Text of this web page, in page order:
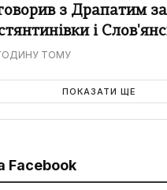
з Драпатим
і
ТОМУ
ПОКАЗАТИ ЩЕ
Facebook